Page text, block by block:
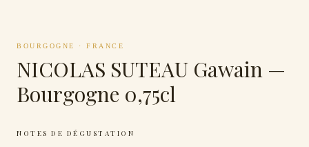
BOURGOGNE · FRANCE
NICOLAS SUTEAU Gawain —
Bourgogne 0,75cl
NOTES DE DÉGUSTATION